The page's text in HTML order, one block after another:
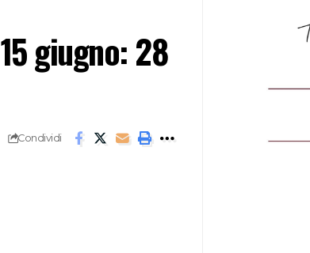
giugno: 28
Condividi